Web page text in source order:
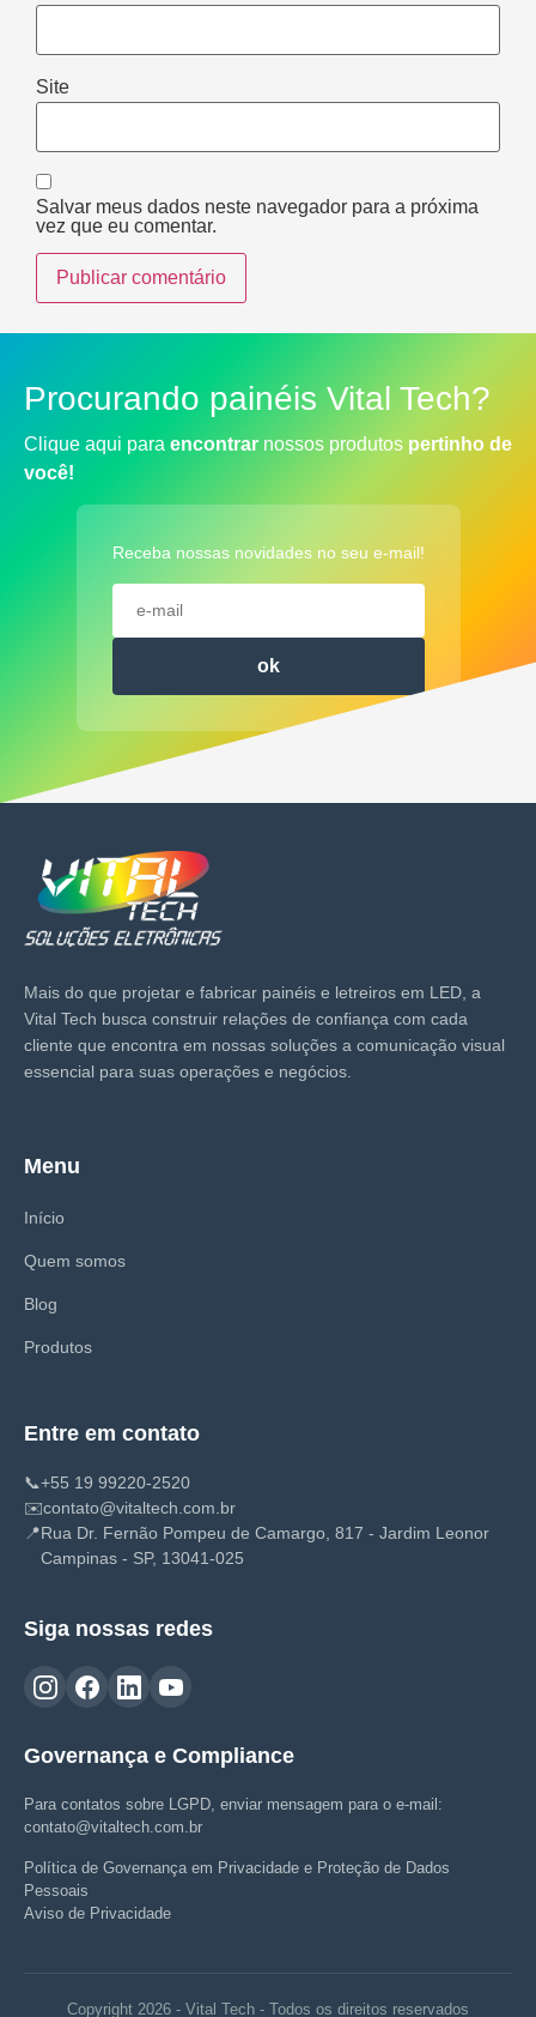
Site
Salvar meus dados neste navegador para a próxima
vez que eu comentar.
Procurando painéis Vital Tech?
Clique aqui para encontrar nossos produtos pertinho de
você!
Receba nossas novidades no seu e-mail!
ok
Mais do que projetar e fabricar painéis e letreiros em LED, a
Vital Tech busca construir relações de confiança com cada
cliente que encontra em nossas soluções a comunicação visual
essencial para suas operações e negócios.
Menu
Início
Quem somos
Blog
Produtos
Entre em contato
📞+55 19 99220-2520
✉️contato@vitaltech.com.br
📍Rua Dr. Fernão Pompeu de Camargo, 817 - Jardim Leonor
Campinas - SP, 13041-025
Siga nossas redes
Governança e Compliance
Para contatos sobre LGPD, enviar mensagem para o e-mail:
contato@vitaltech.com.br
Política de Governança em Privacidade e Proteção de Dados
Pessoais
Aviso de Privacidade
Copyright 2026 - Vital Tech - Todos os direitos reservados